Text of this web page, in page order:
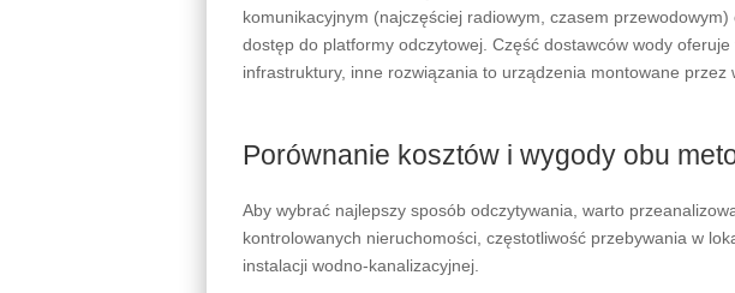
komunikacyjnym (najczęściej radiowym, czasem przewodowym)
dostęp do platformy odczytowej. Część dostawców wody oferuje
infrastruktury, inne rozwiązania to urządzenia montowane przez
Porównanie kosztów i wygody obu
Aby wybrać najlepszy sposób odczytywania, warto
kontrolowanych nieruchomości, częstotliwość przebywania w
instalacji wodno-kanalizacyjnej.